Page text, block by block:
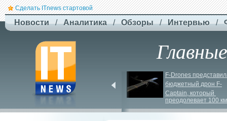
Сделать ITnews стартовой
Новости / Аналитика / Обзоры / Интервью /
виробництво ракет для
Patriot
F-Drones
бюджетный дрон F-
Сaptain, который
преодолевает 100 км